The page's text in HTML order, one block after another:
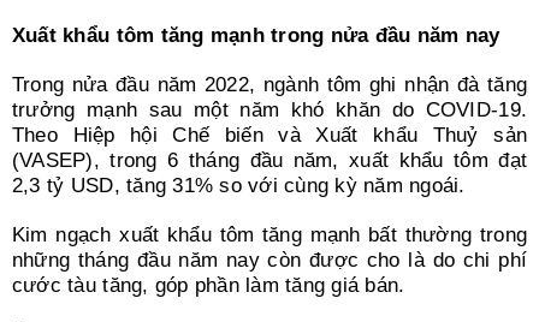
Xuất khẩu tôm tăng mạnh trong nửa đầu năm nay
Trong nửa đầu năm 2022, ngành tôm ghi nhận đà tăng
trưởng mạnh sau một năm khó khăn do COVID-19.
Theo Hiệp hội Chế biến và Xuất khẩu Thuỷ sản
(VASEP), trong 6 tháng đầu năm, xuất khẩu tôm đạt
2,3 tỷ USD, tăng 31% so với cùng kỳ năm ngoái.
Kim ngạch xuất khẩu tôm tăng mạnh bất thường trong
những tháng đầu năm nay còn được cho là do chi phí
cước tàu tăng, góp phần làm tăng giá bán.